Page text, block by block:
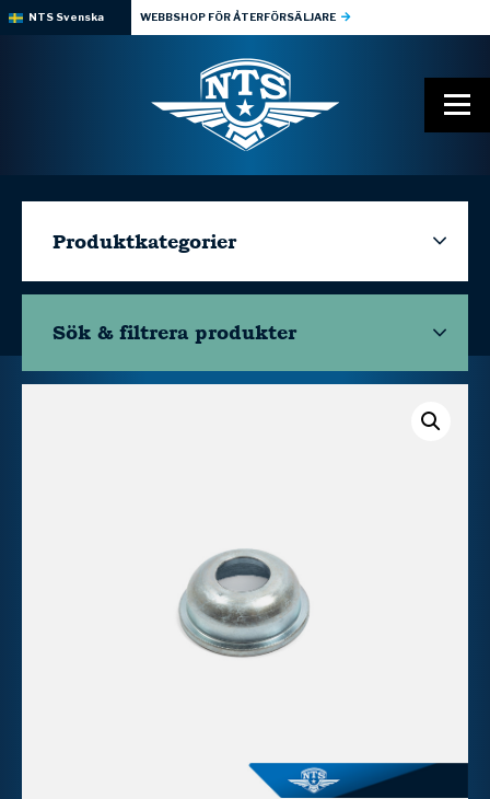
NTS Svenska WEBBSHOP FÖR ÅTERFÖRSÄLJARE
Produktkategorier
Sök & filtrera produkter